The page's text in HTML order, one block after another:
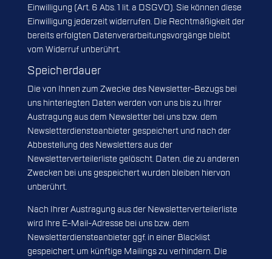
Einwilligung (Art. 6 Abs. 1 lit. a DSGVO). Sie können diese
Einwilligung jederzeit widerrufen. Die Rechtmäßigkeit der
bereits erfolgten Datenverarbeitungsvorgänge bleibt
vom Widerruf unberührt.
Speicherdauer
Die von Ihnen zum Zwecke des Newsletter-Bezugs bei
uns hinterlegten Daten werden von uns bis zu Ihrer
Austragung aus dem Newsletter bei uns bzw. dem
Newsletterdiensteanbieter gespeichert und nach der
Abbestellung des Newsletters aus der
Newsletterverteilerliste gelöscht. Daten, die zu anderen
Zwecken bei uns gespeichert wurden bleiben hiervon
unberührt.
Nach Ihrer Austragung aus der Newsletterverteilerliste
wird Ihre E-Mail-Adresse bei uns bzw. dem
Newsletterdiensteanbieter ggf. in einer Blacklist
gespeichert, um künftige Mailings zu verhindern. Die